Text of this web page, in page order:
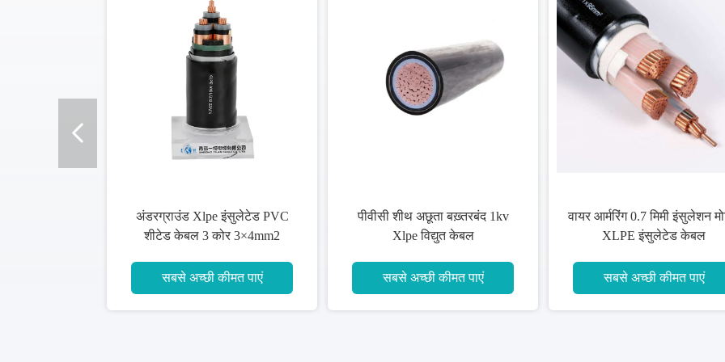
वायर आर्मरिंग 0.7 मिमी इंसुलेशन मोटाई
XLPE इंसुलेटेड केबल
सबसे अच्छी कीमत पाएं
बीएस 7889 यूवी प्रतिरोध 3 × 35
कॉपर एक्सएलपीई अछूता केबल
सबसे अच्छी कीमत पाएं
निर्माण के लिए तेल प्रतिरोध
अछूता पावर केबल
सबसे अच्छी कीमत पाएं